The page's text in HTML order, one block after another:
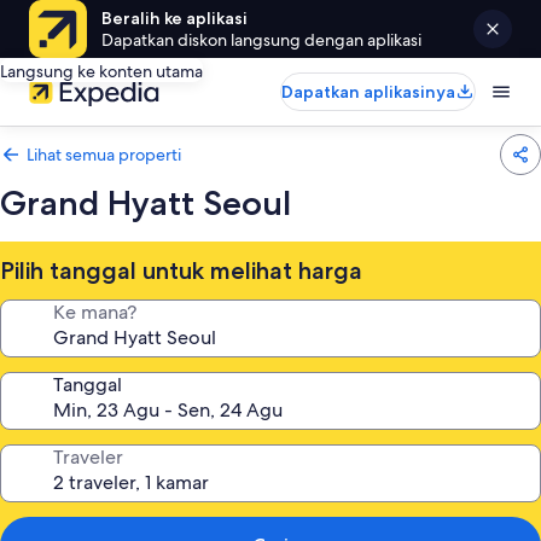
Beralih ke aplikasi
Dapatkan diskon langsung dengan aplikasi
Langsung ke konten utama
Dapatkan aplikasinya
Lihat semua properti
Grand Hyatt Seoul
Pilih tanggal untuk melihat harga
Ke mana?
Tanggal
Traveler